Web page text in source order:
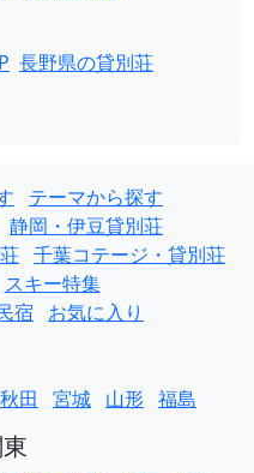
長野県の貸別荘
テーマから探す
静岡・伊豆貸別荘
千葉コテージ・貸別荘
スキー特集
宿 お気に入り
秋田 宮城 山形 福島